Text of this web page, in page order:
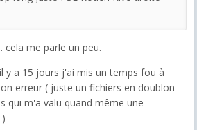
cela me parle un peu.
y a 15 jours j'ai mis un temps fou à
erreur ( juste un fichiers en doublon
qui m'a valu quand même une